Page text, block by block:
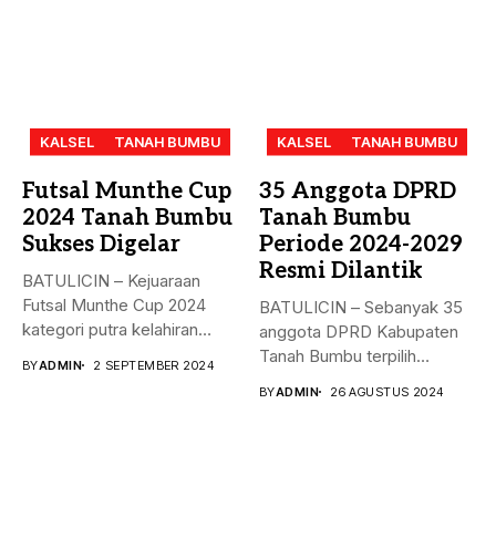
KALSEL TANAH BUMBU
Futsal Munthe Cup
2024 Tanah Bumbu
Sukses Digelar
BATULICIN – Kejuaraan
Futsal Munthe Cup 2024
kategori putra kelahiran
BYADMIN 2 SEPTEMBER 2024
KALSEL TANAH BUMBU
35 Anggota DPRD
Tanah Bumbu
Periode 2024-2029
Resmi Dilantik
BATULICIN – Sebanyak 35
anggota DPRD Kabupaten
Tanah Bumbu terpilih
BYADMIN 26 AGUSTUS 2024